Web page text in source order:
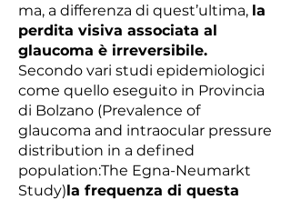
ma, a differenza di quest’ultima, la
perdita visiva associata al
glaucoma è irreversibile.
Secondo vari studi epidemiologici
come quello eseguito in Provincia
di Bolzano (Prevalence of
glaucoma and intraocular pressure
distribution in a defined
population:The Egna-Neumarkt
Study)la frequenza di questa